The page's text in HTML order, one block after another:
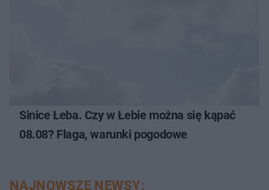
Sinice Łeba. Czy w Łebie można się kąpać
08.08? Flaga, warunki pogodowe
NAJNOWSZE NEWSY: